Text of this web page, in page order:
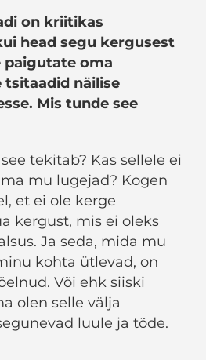
on kriitikas
head segu kergusest
paigutate oma
näilise
Mis tunde see
tekitab? Kas sellele ei
mu lugejad? Kogen
et ei ole kerge
kergust, mis ei oleks
Ja seda, mida mu
kohta ütlevad, on
Või ehk siiski
olen selle välja
luule ja tõde.